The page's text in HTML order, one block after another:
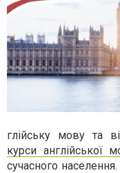
глійську мову та
курси англійської
сучасного